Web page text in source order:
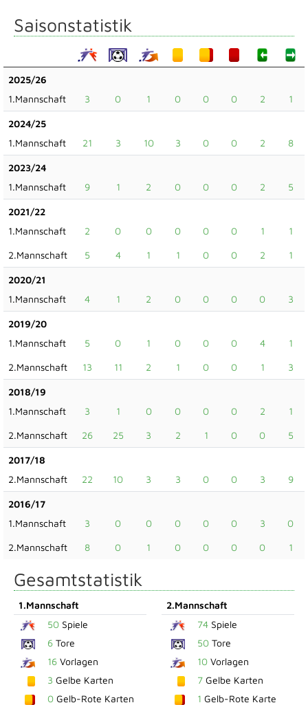
Saisonstatistik
2025/26
1.Mannschaft
3 0 1 0 0 0 2 1
2024/25
1.Mannschaft
21 3 10 3 0 0 2 8
2023/24
1.Mannschaft
9 1 2 0 0 0 2 5
2021/22
1.Mannschaft
2 0 0 0 0 0 1 1
2.Mannschaft 5 4 1 1 0 0 2 1
2020/21
1.Mannschaft
4 1 2 0 0 0 0 3
2019/20
1.Mannschaft
5 0 1 0 0 0 4 1
2.Mannschaft 13 11 2 1 0 0 1 3
2018/19
1.Mannschaft
3 1 0 0 0 0 2 1
2.Mannschaft 26 25 3 2 1 0 0 5
2017/18
2.Mannschaft
22 10 3 3 0 0 3 9
2016/17
1.Mannschaft
3 0 0 0 0 0 3 0
2.Mannschaft 8 0 1 0 0 0 0 1
Gesamtstatistik
1.Mannschaft
50 Spiele
6 Tore
16 Vorlagen
3 Gelbe Karten
0 Gelb-Rote Karten
2.Mannschaft
74Spiele
50Tore
10Vorlagen
7Gelbe Karten
1 Gelb-Rote Karte